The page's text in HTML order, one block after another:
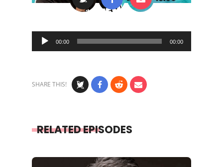
Audio
Player
00:00 00:00
SHARE THIS!
RELATED EPISODES